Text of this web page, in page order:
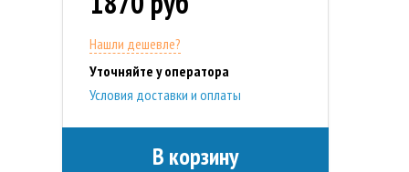
Нашли дешевле?
Уточняйте у оператора
Условия доставки и оплаты
В корзину